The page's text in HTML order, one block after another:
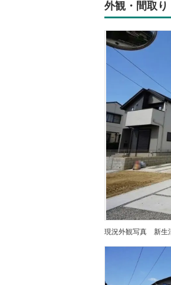
外観・間取り
現況外観写真